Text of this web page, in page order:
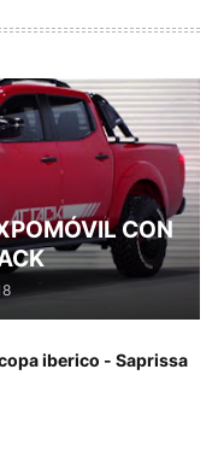
CON
iberico - Saprissa